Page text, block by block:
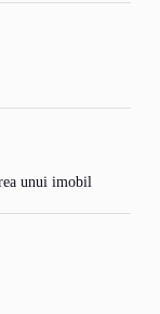
unui imobil